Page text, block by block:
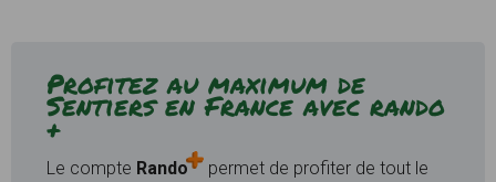
Profitez au maximum de
Sentiers en France avec rando
+
Le compte Rando
permet de profiter de tout le